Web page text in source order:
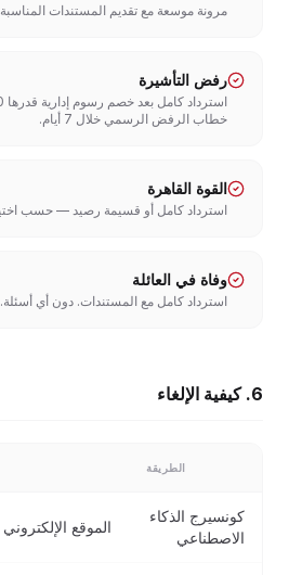
مرونة موسعة مع تقديم المستندات
رفض التأشيرة
خطاب الرفض الرسمي خلال 7 أيام.
القوة القاهرة
استرداد كامل أو قسيمة رصيد — حسب
وفاة في العائلة
استرداد كامل مع المستندات. دون أي
6. كيفية الإلغاء
الطريقة
كونسيرج الذكاء
الاصطناعي
الموقع الإلكتروني